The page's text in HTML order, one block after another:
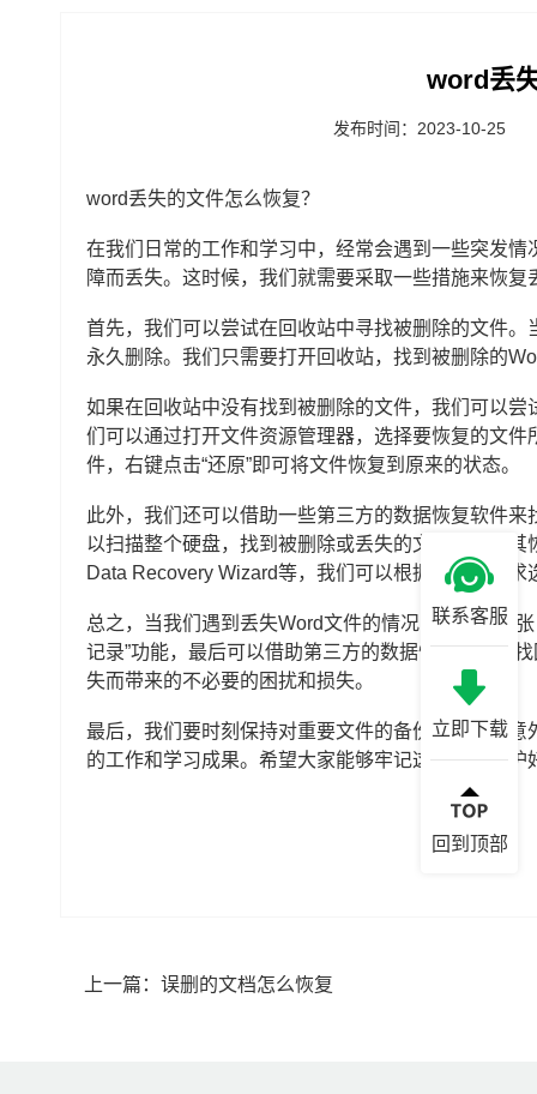
word丢
发布时间：2023-10-25
word丢失的文件怎么恢复？
在我们日常的工作和学习中，经常会遇到一些突发
障而丢失。这时候，我们就需要采取一些措施来恢
首先，我们可以尝试在回收站中寻找被删除的文件
永久删除。我们只需要打开回收站，找到被删除的
如果在回收站中没有找到被删除的文件，我们可以
们可以通过打开文件资源管理器，选择要恢复的文
件，右键点击“还原”即可将文件恢复到原来的状态。
此外，我们还可以借助一些第三方的数据恢复软件
以扫描整个硬盘，找到被删除或丢失的文件，并将
Data Recovery Wizard等，我们可以根据自己的需
总之，当我们遇到丢失Word文件的情况时，不要慌
记录”功能，最后可以借助第三方的数据恢复软件来
失而带来的不必要的困扰和损失。
最后，我们要时刻保持对重要文件的备份，以防止
的工作和学习成果。希望大家能够牢记这一点，保
上一篇： 误删的文档怎么恢复
联系客服
立即下载
回到顶部